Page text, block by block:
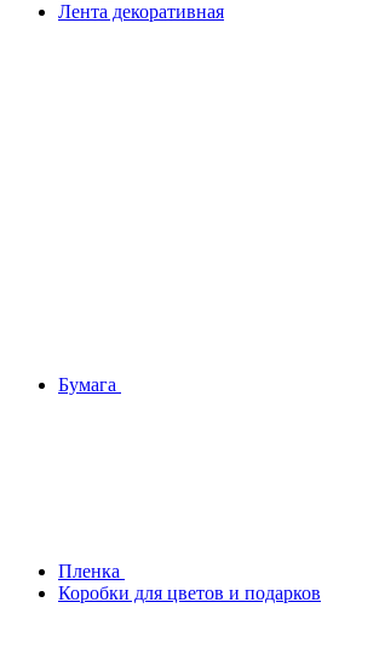
Лента декоративная
Бумага
Плeнка
Коробки для цветов и подарков